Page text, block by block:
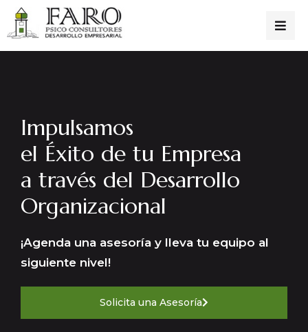
Impulsamos
el Éxito de tu Empresa
a través del Desarrollo
Organizacional
¡Agenda una asesoría y lleva tu equipo al
siguiente nivel!
Solicita una Asesoría